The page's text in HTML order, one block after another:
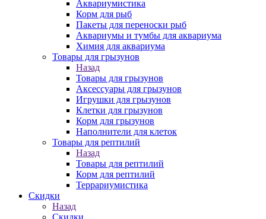
Аквариумистика
Корм для рыб
Пакеты для переноски рыб
Аквариумы и тумбы для аквариума
Химия для аквариума
Товары для грызунов
Назад
Товары для грызунов
Аксессуары для грызунов
Игрушки для грызунов
Клетки для грызунов
Корм для грызунов
Наполнители для клеток
Товары для рептилий
Назад
Товары для рептилий
Корм для рептилий
Террариумистика
Скидки
Назад
Скидки